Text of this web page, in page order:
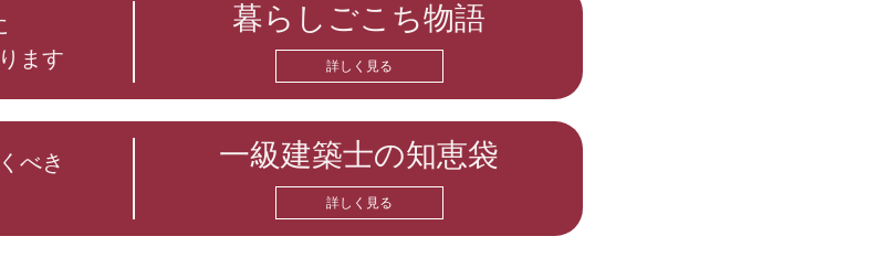
ます
暮らしごこち物語
詳しく見る
べき
一級建築士の知恵袋
詳しく見る